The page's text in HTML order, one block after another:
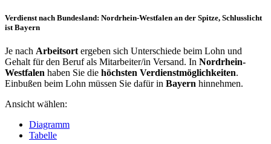
Verdienst nach Bundesland: Nordrhein-Westfalen an der Spitze, Schlusslicht
ist Bayern
Je nach Arbeitsort ergeben sich Unterschiede beim Lohn und
Gehalt für den Beruf als Mitarbeiter/in Versand. In Nordrhein-
Westfalen haben Sie die höchsten Verdienstmöglichkeiten.
Einbußen beim Lohn müssen Sie dafür in Bayern hinnehmen.
Ansicht wählen:
Diagramm
Tabelle